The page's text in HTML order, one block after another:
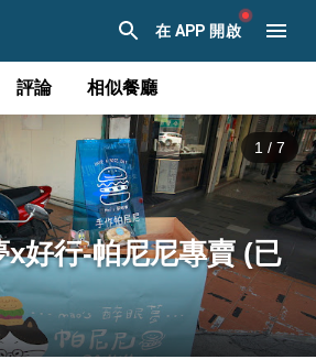
在 APP 開啟
評論 相似餐廳
1 / 7
好行-帕尼尼專賣 (已